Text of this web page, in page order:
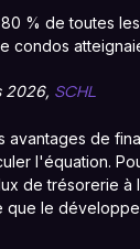
% de toutes
condos
2026, SCHL
de
l'équation.
de trésorerie à
le